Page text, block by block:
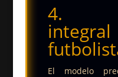
4.
El modelo